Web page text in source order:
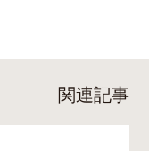
関連記事